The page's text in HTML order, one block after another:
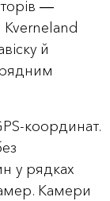
―
й
координат.
у рядках
Камери